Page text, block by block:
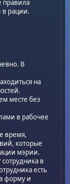
правила
в рации.
В
на
месте без
в рабочее
время,
которые
мэрии.
в
есть
форму и